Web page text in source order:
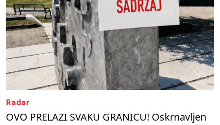
Radar
OVO PRELAZI SVAKU GRANICU! Oskrnavljen